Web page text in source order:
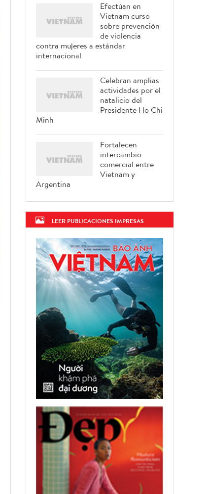
Efectúan en
Vietnam curso
sobre prevención
de violencia
contra mujeres a estándar
internacional
Celebran amplias
actividades por el
natalicio del
Presidente Ho Chi
Minh
Fortalecen
intercambio
comercial entre
Vietnam y
Argentina
LEER PUBLICACIONES IMPRESAS